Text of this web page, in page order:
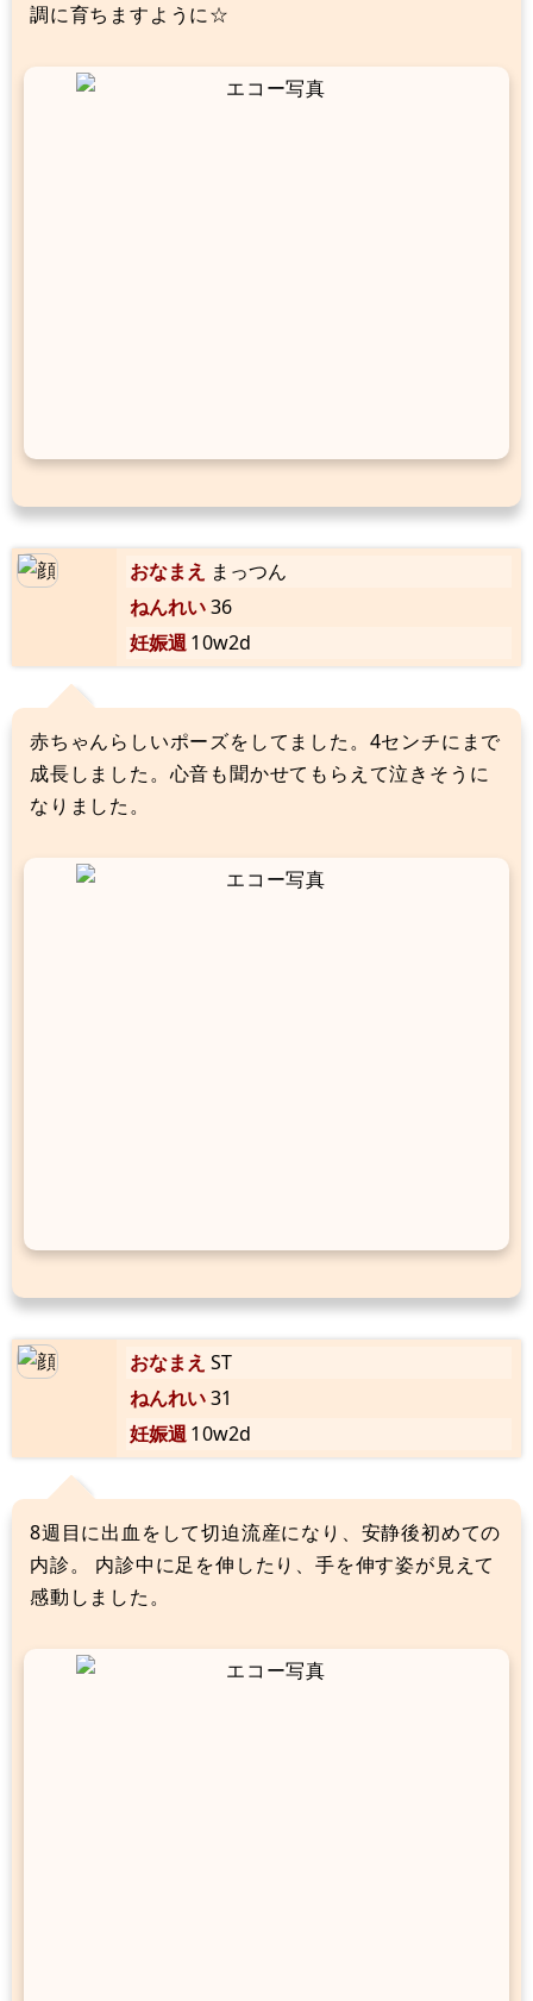
調に育ちますように☆
おなまえ まっつん
ねんれい36
妊娠週10w2d
赤ちゃんらしいポーズをしてました。4センチにまで
成長しました。心音も聞かせてもらえて泣きそうに
なりました。
おなまえ ST
ねんれい31
妊娠週10w2d
8週目に出血をして切迫流産になり、安静後初めての
内診。 内診中に足を伸したり、手を伸す姿が見えて
感動しました。